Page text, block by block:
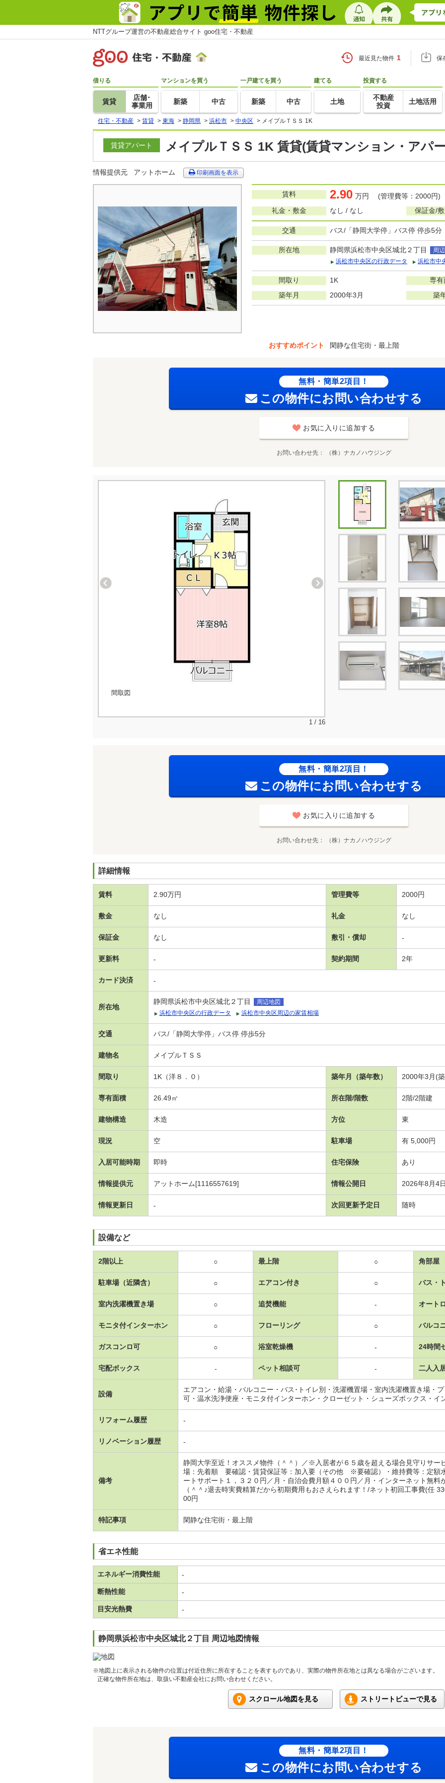
NTTグループ運営の不動産総合サイト goo住宅・不動産
最近見た物件 1 保
借りる
賃貸
店舗･
事業用
マンションを買う
新築 中古
一戸建てを買う
新築 中古
建てる
土地
投資する
不動産
投資
土地活用
住宅・不動産 > 賃貸 > 東海 > 静岡県 > 浜松市 > 中央区 > メイプルＴＳＳ 1K
賃貸アパート メイプルＴＳＳ 1K 賃貸(賃貸マンション・アパ
情報提供元 アットホーム 印刷画面を表示
賃料 2.90 万円 (管理費等：2000円)
礼金・敷金
なし / なし 保証金/
交通 バス/「静岡大学停」バス停 停歩5分
所在地 静岡県浜松市中央区城北２丁目
周
浜松市中央区の行政データ
浜松市中
間取り 1K 専有
築年月 2000年3月 築
おすすめポイント 閑静な住宅街・最上階
無料・簡単2項目！
この物件にお問い合わせする
お気に入りに追加する
お問い合わせ先 （株）ナカノハウジング
間取図
1 / 16
無料・簡単2項目！
この物件にお問い合わせする
お気に入りに追加する
お問い合わせ先 （株）ナカノハウジング
詳細情報
賃料 2.90万円 管理費等 2000円
敷金 なし 礼金 なし
保証金 なし 敷引・償却 -
更新料 - 契約期間 2年
カード決済 -
所在地
静岡県浜松市中央区城北２丁目
周辺地図
浜松市中央区の行政データ
浜松市中央区周辺の家賃相場
交通 バス/「静岡大学停」バス停 停歩5分
建物名 メイプルＴＳＳ
間取り 1K（洋８．０） 築年月（築年数） 2000年3月(
専有面積 26.49㎡ 所在階/階数 2階/2階建
建物構造 木造 方位 東
現況 空 駐車場 有 5,000円
入居可能時期 即時 住宅保険 あり
情報提供元 アットホーム[1116557619] 情報公開日 2026年8月4日
情報更新日 - 次回更新予定日 随時
設備など
2階以上 ○ 最上階 ○ 角部屋
駐車場（近隣含） ○ エアコン付き ○ バス・
室内洗濯機置き場 ○ 追焚機能 - オート
モニタ付インターホン ○ フローリング ○ バルコ
ガスコンロ可 ○ 浴室乾燥機 - 24時間
宅配ボックス - ペット相談可 - 二人入
設備
エアコン・給湯・バルコニー・バス･トイレ別・洗濯機置場・室内洗濯機置き場・
可・温水洗浄便座・モニタ付インターホン・クローゼット・シューズボックス・イ
リフォーム履歴 -
リノベーション履歴 -
備考
静岡大学至近！オススメ物件（＾＾）／※入居者が６５歳を超える場合見守りサ
場：先着順 要確認・賃貸保証等：加入要（その他 ※要確認）・維持費等：定額
ートサポート１，３２０円／月・自治会費月額４００円／月・インターネット無料
（＾＾♪退去時実費精算だから初期費用もおさえられます！/ネット初回工事費(任
00円
特記事項 閑静な住宅街・最上階
省エネ性能
エネルギー消費性能 -
断熱性能 -
目安光熱費 -
静岡県浜松市中央区城北２丁目 周辺地図情報
※地図上に表示される物件の位置は付近住所に所在することを表すものであり、実際の物件所在地とは異なる場合がございます。
正確な物件所在地は、取扱い不動産会社にお問い合わせください。
スクロール地図を見る ストリートビューで見る
無料・簡単2項目！
この物件にお問い合わせする